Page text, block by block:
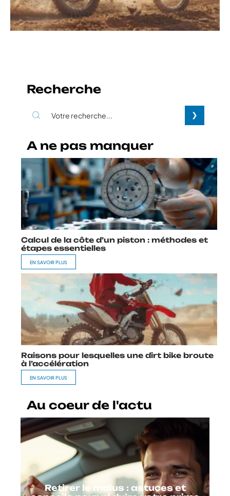
Recherche
A ne pas manquer
Calcul de la côte d’un piston : méthodes et
étapes essentielles
EN SAVOIR PLUS
Raisons pour lesquelles une dirt bike broute
à l’accélération
EN SAVOIR PLUS
Au coeur de l'actu
Retirer le malus : astuces et